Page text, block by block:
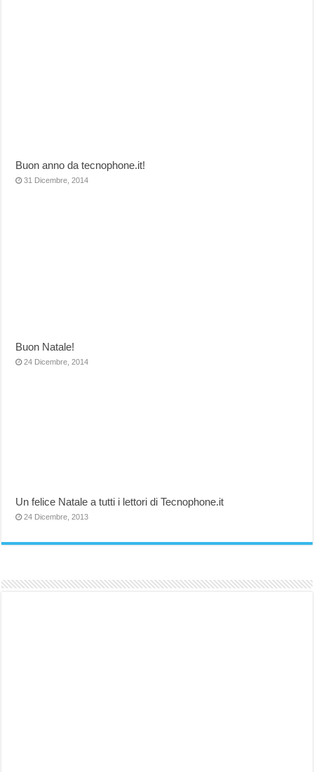
Buon anno da tecnophone.it!
31 Dicembre, 2014
Buon Natale!
24 Dicembre, 2014
Un felice Natale a tutti i lettori di Tecnophone.it
24 Dicembre, 2013